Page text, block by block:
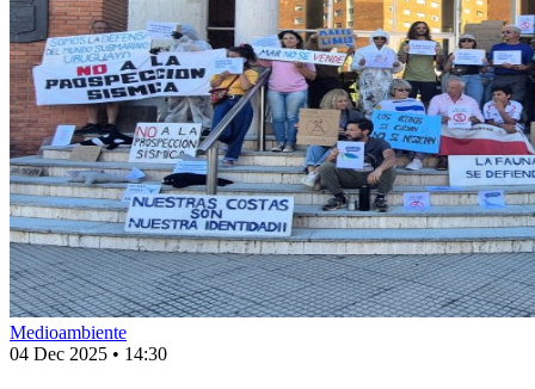
Medioambiente
04 Dec 2025 • 14:30